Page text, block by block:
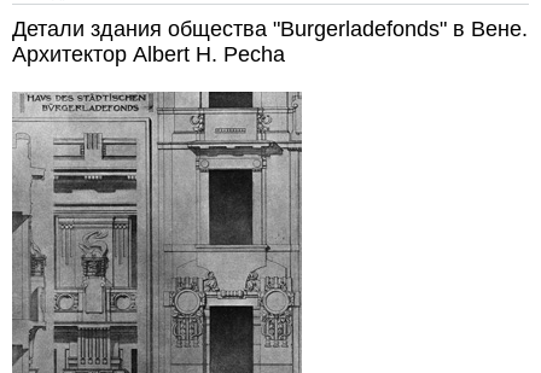
Детали здания общества "Burgerladefonds" в Вене.
Архитектор Albert H. Pecha